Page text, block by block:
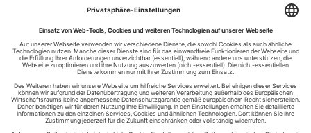
23.09.2025 09:32
Der GVP lädt am 4. und 5. November zu einer
Veranstaltung nach Köln ein und verspricht zwei Tage mit
kompaktem Knowhow nicht nur für die Personalvermittlung,
sondern auch für das wichtige Branchen...
Neuer Tarifabschluss Zeitarbeit - Drei
Entgelterhöhungen bis September 2027
15.09.2025 08:46